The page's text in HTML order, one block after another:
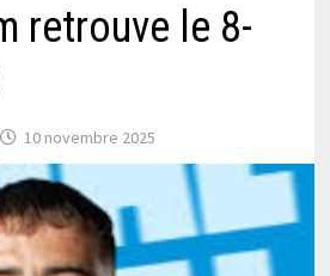
retrouve le 8-
10 novembre 2025